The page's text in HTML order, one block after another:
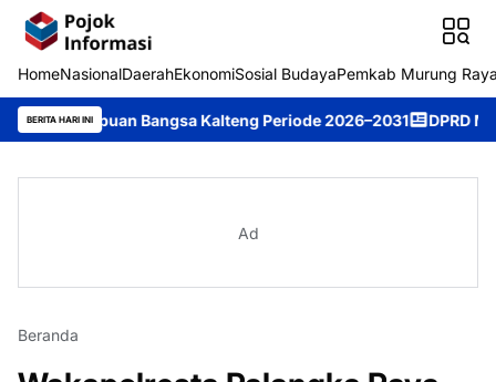
HomeNasionalDaerahEkonomiSosial BudayaPemkab Murung
BERITA HARI INI
Bangsa Kalteng Periode 2026–2031 DPRD Murung Raya
Ad
Beranda